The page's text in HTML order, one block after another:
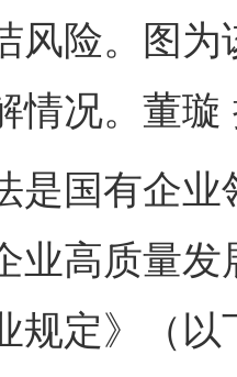
风险。图
情况。董璇
国有企业
业高质量
规定》（